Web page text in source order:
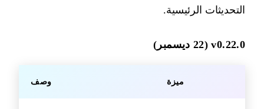
التحديثات الرئيسية.
v0.22.0 (22 ديسمبر)
ميزة وصف